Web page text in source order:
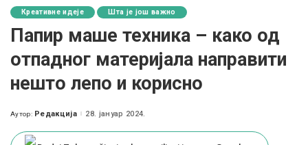
Креативне идеје Шта је још важно
Папир маше техника – како од
отпадног материјала направити
нешто лепо и корисно
Posted
Аутор: Редакција 28. јануар 2024.